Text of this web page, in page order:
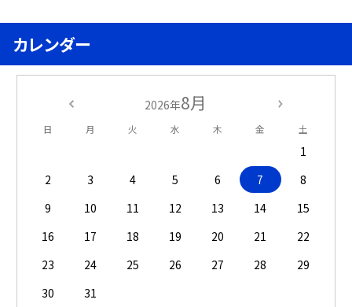
カレンダー
2026年8月
日 月 火 水 木 金 土
1
2
3 4 5 6 7
8
9
10 11 12 13 14
15
16
17 18 19 20 21
22
23
24 25 26 27 28
29
30
31